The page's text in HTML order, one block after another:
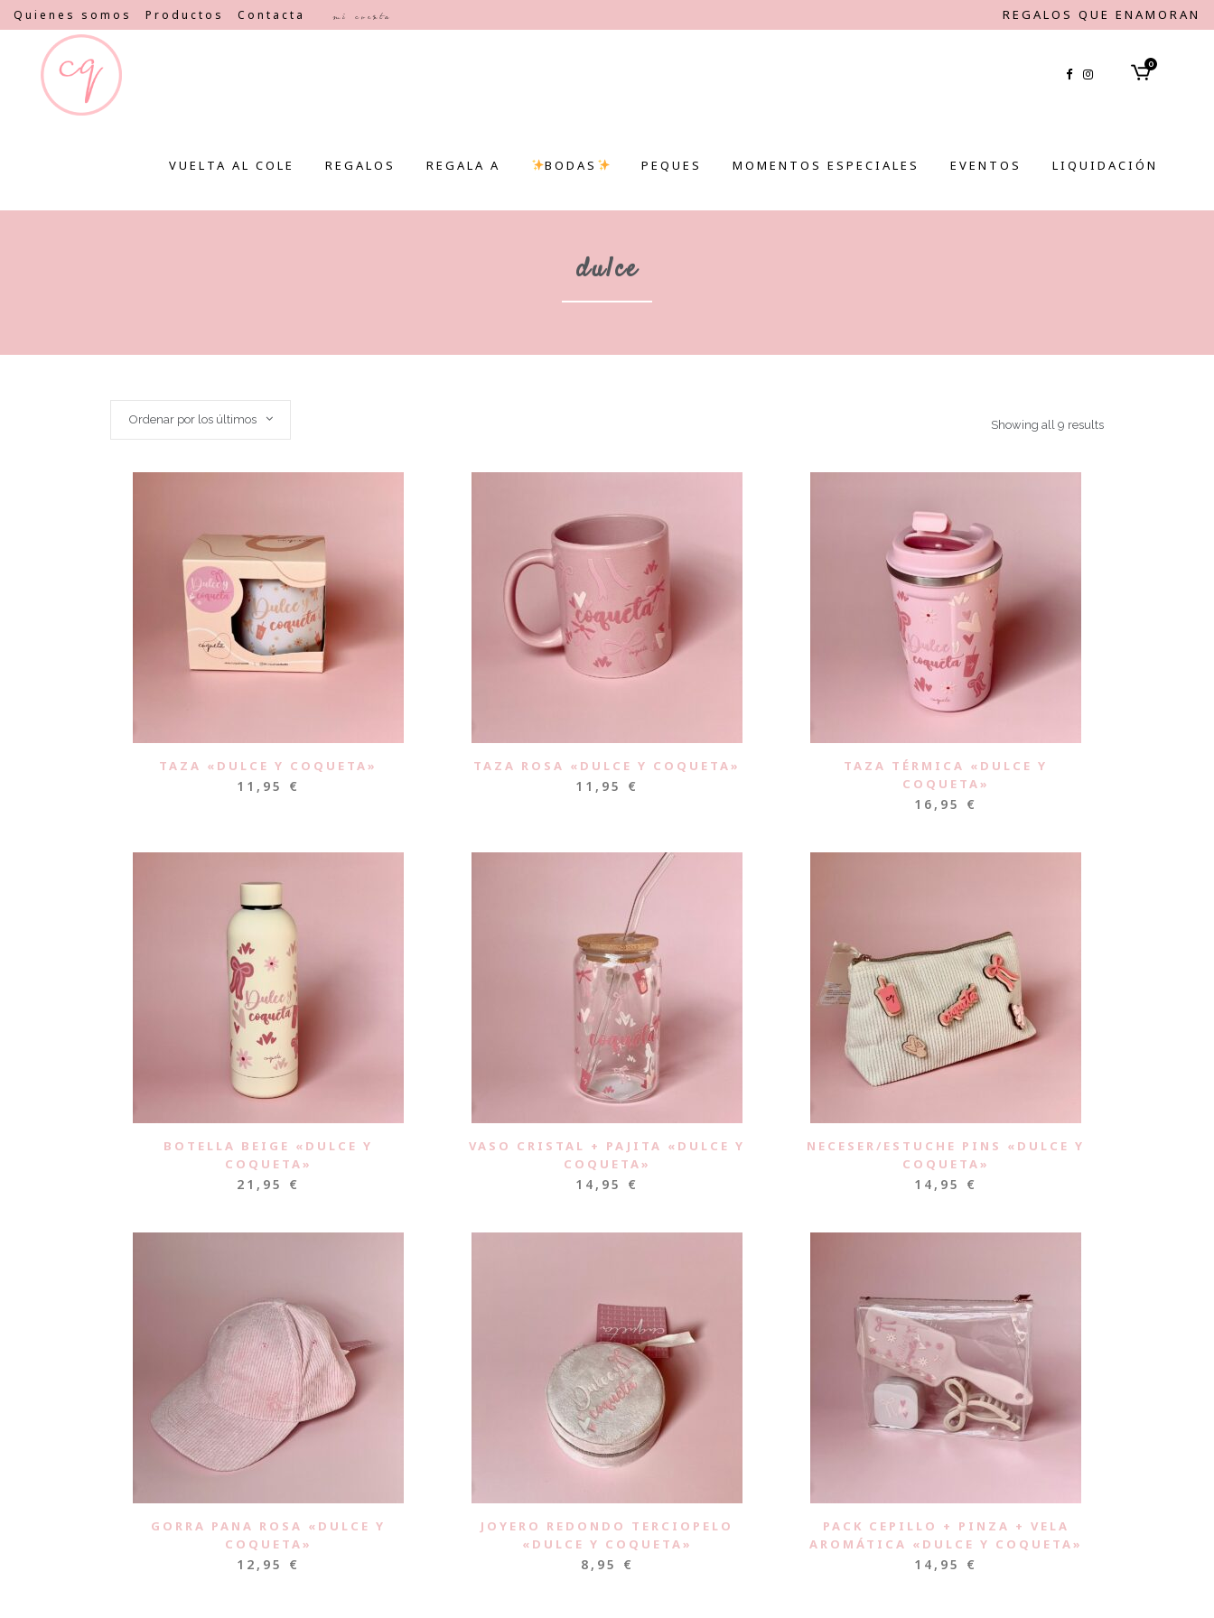
Quienes somos Productos Contacta Mi cuenta REGALOS QUE ENAMORAN
0
VUELTA AL COLE REGALOS REGALA A BODAS PEQUES MOMENTOS ESPECIALES EVENTOS LIQUIDACIÓN
dulce
Showing all 9 results
Ordenar por los últimos
TAZA «DULCE Y COQUETA»
11,95 €
TAZA ROSA «DULCE Y COQUETA»
11,95 €
TAZA TÉRMICA «DULCE Y
COQUETA»
16,95 €
BOTELLA BEIGE «DULCE Y
COQUETA»
21,95 €
VASO CRISTAL + PAJITA «DULCE Y
COQUETA»
14,95 €
NECESER/ESTUCHE PINS «DULCE Y
COQUETA»
14,95 €
GORRA PANA ROSA «DULCE Y
COQUETA»
12,95 €
JOYERO REDONDO TERCIOPELO
«DULCE Y COQUETA»
8,95 €
PACK CEPILLO + PINZA + VELA
AROMÁTICA «DULCE Y COQUETA»
14,95 €